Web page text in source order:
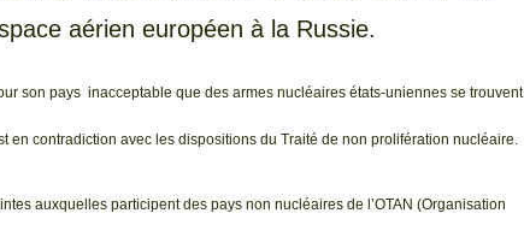
aérien européen à la Russie.
son pays inacceptable que des armes nucléaires états-uniennes se trouvent
en contradiction avec les dispositions du Traité de non prolifération nucléaire.
auxquelles participent des pays non nucléaires de l’OTAN (Organisation